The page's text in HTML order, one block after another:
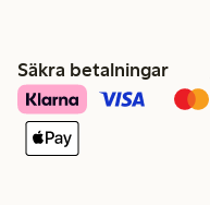
Säkra betalningar